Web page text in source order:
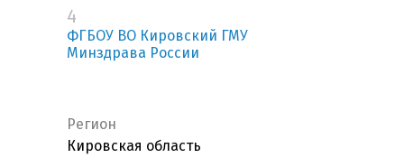
4
ФГБОУ ВО Кировский ГМУ
Минздрава России
Регион
Кировская область